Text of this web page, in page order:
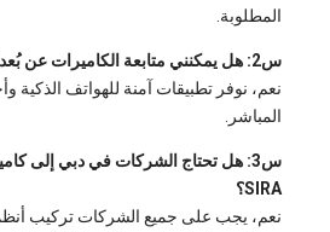
المطلوبة.
س2: هل يمكنني متابعة الكاميرات عن بُعد؟
نعم، نوفر تطبيقات آمنة للهواتف الذكية
المباشر.
س3: هل تحتاج الشركات في دبي إلى
SIRA؟
نعم، يجب على جميع الشركات تركيب